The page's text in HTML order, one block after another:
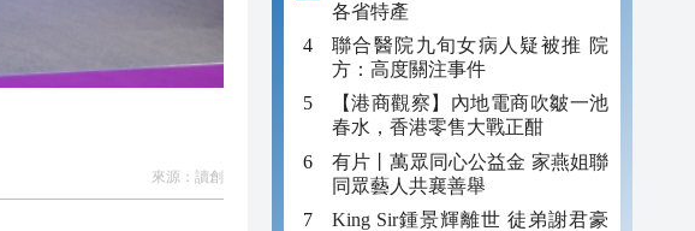
來源： 讀創
各省特產
聯合醫院九旬女病人疑被推 院
方：高度關注事件
【港商觀察】內地電商吹皺一池
春水，香港零售大戰正酣
有片丨萬眾同心公益金 家燕姐聯
同眾藝人共襄善舉
King Sir鍾景輝離世 徒弟謝君豪